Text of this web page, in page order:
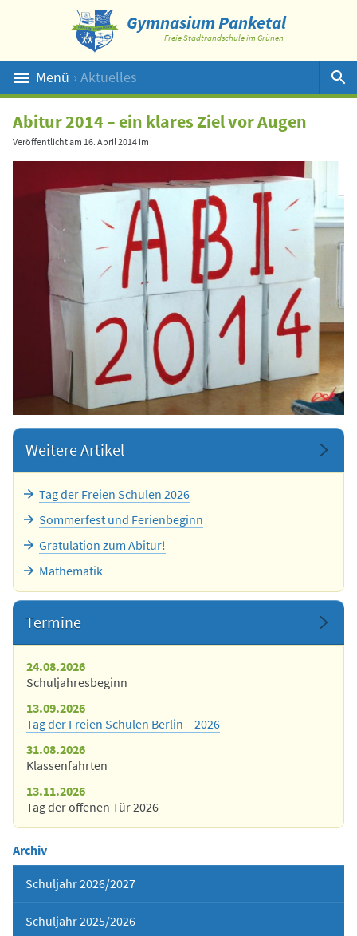
Gymnasium Panketal
Freie Stadtrandschule im Grünen
Menü › Aktuelles
Suche
Abitur 2014 – ein klares Ziel vor Augen
Veröffentlicht am 16. April 2014 im
Weitere Artikel
Tag der Freien Schulen 2026
Sommerfest und Ferienbeginn
Gratulation zum Abitur!
Mathematik
Termine
24.08.2026
Schuljahresbeginn
13.09.2026
Tag der Freien Schulen Berlin – 2026
31.08.2026
Klassenfahrten
13.11.2026
Tag der offenen Tür 2026
Archiv
Schuljahr 2026/2027
Schuljahr 2025/2026